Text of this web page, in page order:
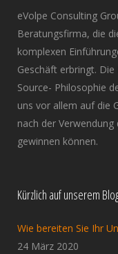
eVolpe Consulting
Beratungsfirma, die
komplexen
Geschäft erbringt.
Source- Philosophie
uns vor allem auf die
nach der
gewinnen können.
Kürzlich auf unserem
Wie bereiten Sie Ihr
24 März 2020